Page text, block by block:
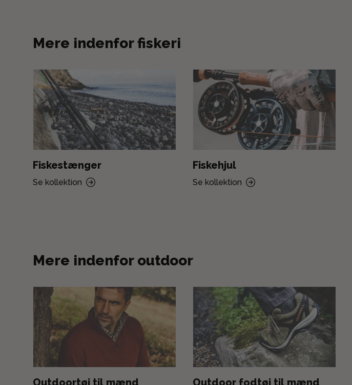
Mere indenfor fiskeri
Fiskestænger
Se kollektion
Fiskehjul
Se kollektion
Mere indenfor outdoor
Outdoortøj til mænd Outdoor fodtøj til mænd